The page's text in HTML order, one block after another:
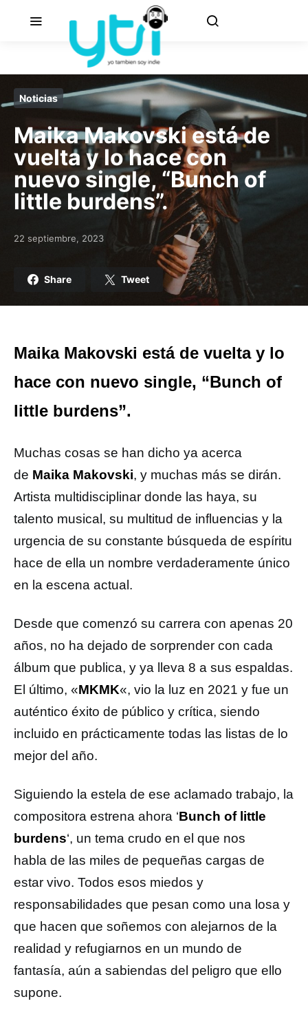
Noticias
Maika Makovski está de
vuelta y lo hace con
nuevo single, “Bunch of
little burdens”.
Posted on
22 septiembre, 2023
Share Tweet
Maika Makovski está de vuelta y lo
hace con nuevo single, “Bunch of
little burdens”.
Muchas cosas se han dicho ya acerca
de Maika Makovski, y muchas más se dirán.
Artista multidisciplinar donde las haya, su
talento musical, su multitud de influencias y la
urgencia de su constante búsqueda de espíritu
hace de ella un nombre verdaderamente único
en la escena actual.
Desde que comenzó su carrera con apenas 20
años, no ha dejado de sorprender con cada
álbum que publica, y ya lleva 8 a sus espaldas.
El último, «MKMK«, vio la luz en 2021 y fue un
auténtico éxito de público y crítica, siendo
incluido en prácticamente todas las listas de lo
mejor del año.
Siguiendo la estela de ese aclamado trabajo, la
compositora estrena ahora ‘Bunch of little
burdens‘, un tema crudo en el que nos
habla de las miles de pequeñas cargas de
estar vivo. Todos esos miedos y
responsabilidades que pesan como una losa y
que hacen que soñemos con alejarnos de la
realidad y refugiarnos en un mundo de
fantasía, aún a sabiendas del peligro que ello
supone.